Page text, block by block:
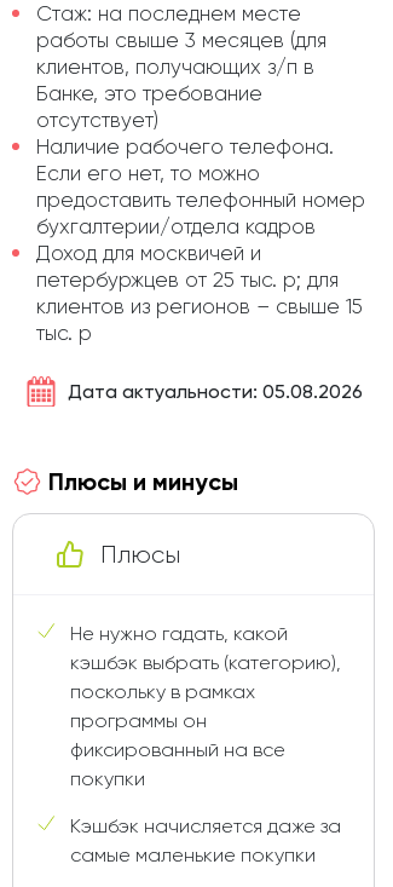
Стаж: на последнем месте
работы свыше 3 месяцев (для
клиентов, получающих з/п в
Банке, это требование
отсутствует)
Наличие рабочего телефона.
Если его нет, то можно
предоставить телефонный номер
бухгалтерии/отдела кадров
Доход для москвичей и
петербуржцев от 25 тыс. р; для
клиентов из регионов – свыше 15
тыс. р
Дата актуальности: 05.08.2026
Плюсы и минусы
Плюсы
Не нужно гадать, какой
кэшбэк выбрать (категорию),
поскольку в рамках
программы он
фиксированный на все
покупки
Кэшбэк начисляется даже за
самые маленькие покупки